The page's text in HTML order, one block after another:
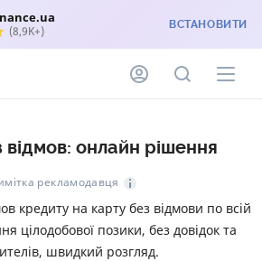
(8,9K+) ВСТАНОВИТИ
відмов: онлайн рішення
рекламодавця
кредиту на карту без відмови по всій
цілодобової позики, без довідок та
швидкий розгляд.